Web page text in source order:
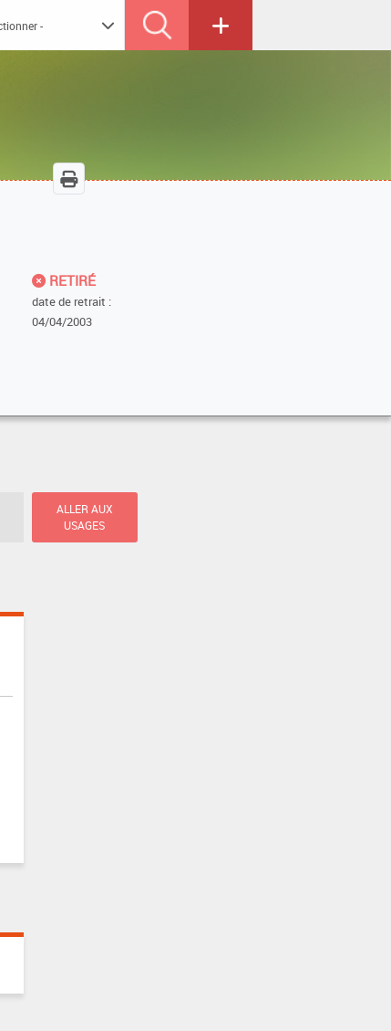
RETIRÉ
date de retrait :
04/04/2003
ALLER AUX
USAGES